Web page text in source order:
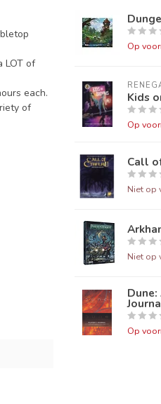
LOT of
each.
of
Op
Kids
Op
Call
Niet op
Niet op
Op